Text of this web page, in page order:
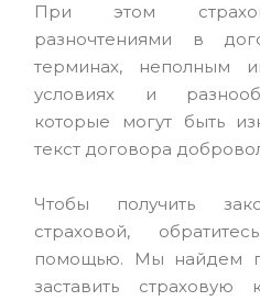
При этом
разночтениями в
терминах, неполным
условиях и
которые могут быть
текст договора
Чтобы получить
страховой,
помощью. Мы найдем
заставить страховую